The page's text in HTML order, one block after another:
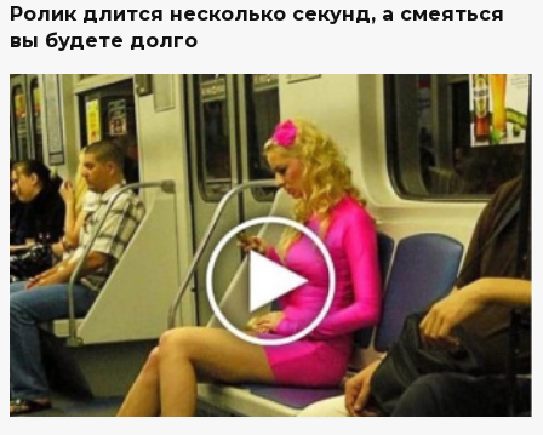
Ролик длится несколько секунд, а смеяться
вы будете долго